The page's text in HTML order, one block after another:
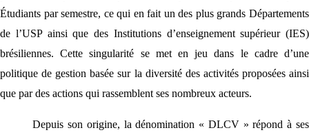
Étudiants par semestre, ce qui en fait un des plus grands Départements
de l’USP ainsi que des Institutions d’enseignement supérieur (IES)
brésiliennes. Cette singularité se met en jeu dans le cadre d’une
politique de gestion basée sur la diversité des activités proposées ainsi
que par des actions qui rassemblent ses nombreux acteurs.
Depuis son origine, la dénomination « DLCV » répond à ses